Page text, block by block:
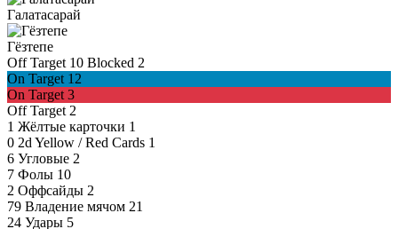
Галатасарай
Гёзтепе
Off Target 10 Blocked 2
On Target 12
On Target 3
Off Target 2
1 Жёлтые карточки 1
0 2d Yellow / Red Cards 1
6 Угловые 2
7 Фолы 10
2 Оффсайды 2
79 Владение мячом 21
24 Удары 5